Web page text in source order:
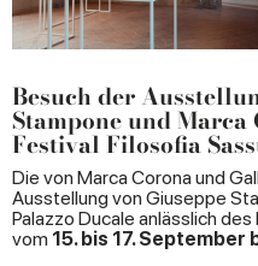
Besuch der
Stampone und Marca
Festival Filosofia
Die von Marca Corona und
Ausstellung von Giuseppe
Palazzo Ducale anlässlich
vom 15. bis 17.